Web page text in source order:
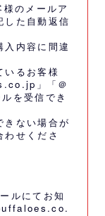
のメールア
した自動返信
内容に間違
いるお客様
」「＠
を受信でき
きない場合が
わせくださ
ルにてお知